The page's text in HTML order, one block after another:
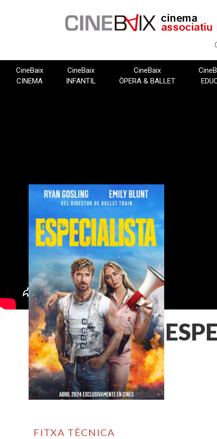
CineBaix
CINEMA
CineBaix
INFANTIL
CineBaix
ÒPERA & BALLET
EL
FITXA TÈCNICA